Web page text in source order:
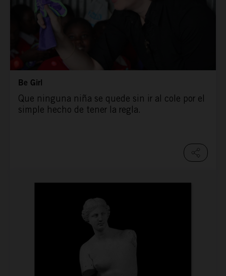
Be Girl
Que ninguna niña se quede sin ir al cole por el
simple hecho de tener la regla.